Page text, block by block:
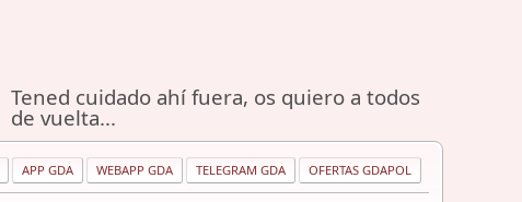
Tened cuidado ahí fuera, os quiero a todos
de vuelta...
APP GDA WEBAPP GDA TELEGRAM GDA OFERTAS GDAPOL